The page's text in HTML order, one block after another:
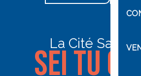
La Cité Saint-
Sei tu